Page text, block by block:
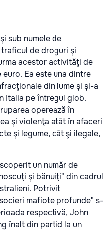
sub numele de
de droguri şi
acestor activităţi de
Ea este una dintre
din lume şi şi-a
Italia pe întregul glob.
operează în
şi violenţa atât în afaceri
şi legume, cât şi ilegale,
un număr de
şi bănuiţi" din cadrul
Potrivit
mafiote profunde" s-
respectivă, John
înalt din partid la un